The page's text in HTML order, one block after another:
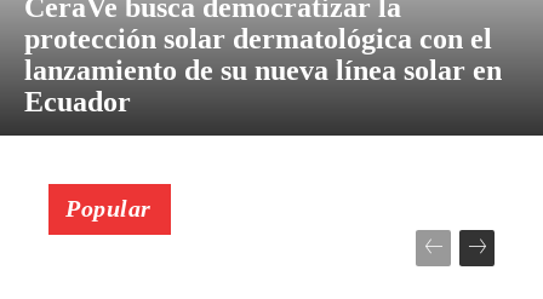
CeraVe busca democratizar la
protección solar dermatológica con el
lanzamiento de su nueva línea solar en
Ecuador
Popular